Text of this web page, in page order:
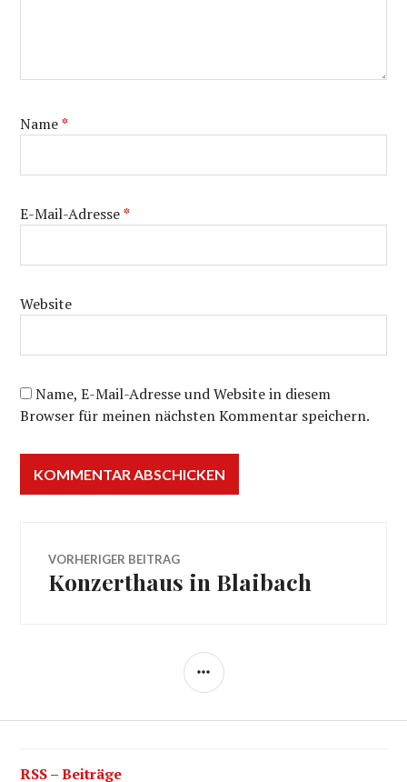
Name*
E-Mail-Adresse*
Website
Name, E-Mail-Adresse und Website in diesem
Browser für meinen nächsten Kommentar speichern.
Beitragsnavigation
VORHERIGER BEITRAG
Vorheriger
Konzerthaus in Blaibach
SEITENLEISTE
RSS – Beiträge